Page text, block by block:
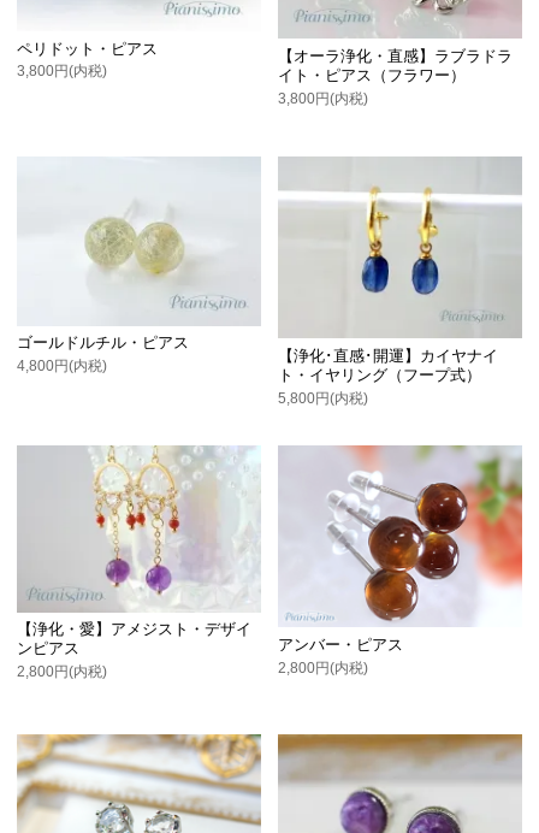
ペリドット・ピアス
3,800円(内税)
【オーラ浄化・直感】ラブラドラ
イト・ピアス（フラワー）
3,800円(内税)
ゴールドルチル・ピアス
4,800円(内税)
【浄化･直感･開運】カイヤナイ
ト・イヤリング（フープ式）
5,800円(内税)
【浄化・愛】アメジスト・デザイ
ンピアス
2,800円(内税)
アンバー・ピアス
2,800円(内税)